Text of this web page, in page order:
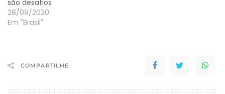
são desafios
28/09/2020
Em "Brasil"
COMPARTILHE